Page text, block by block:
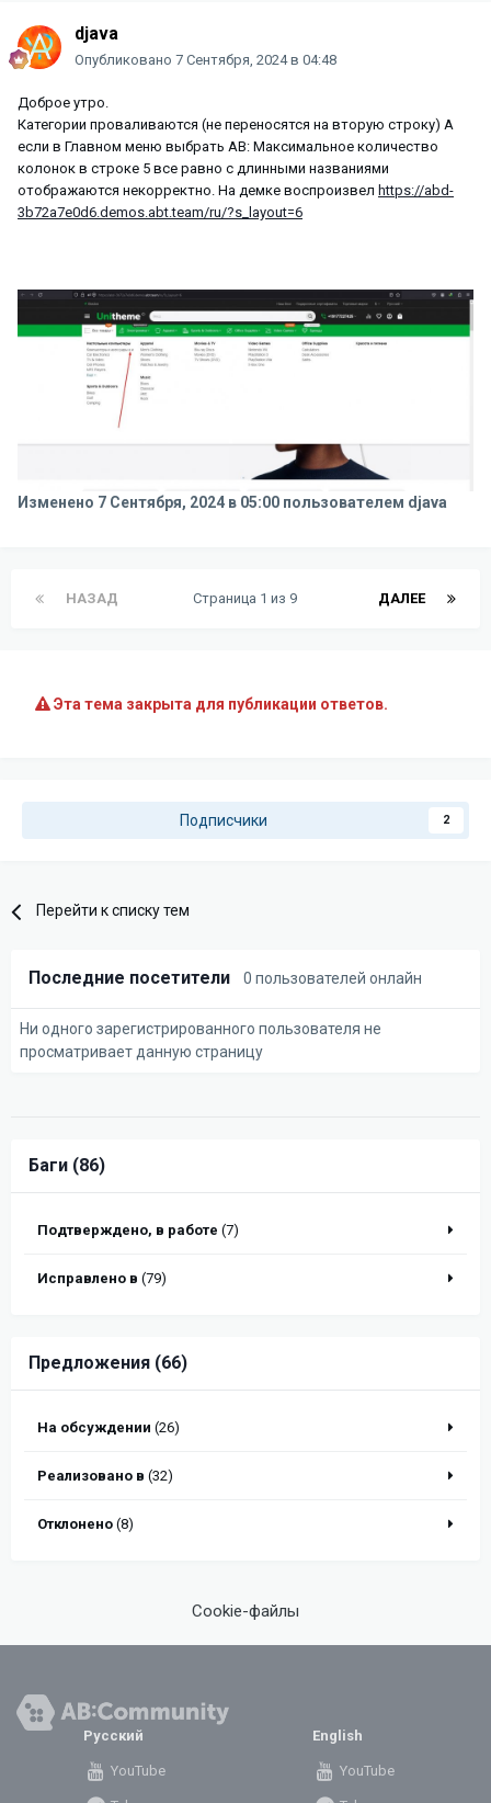
djava
Опубликовано 7 Сентября, 2024 в 04:48
Доброе утро.
Категории проваливаются (не переносятся на вторую строку) А
если в Главном меню выбрать AB: Максимальное количество
колонок в строке 5 все равно с длинными названиями
отображаются некорректно. На демке воспроизвел https://abd-
3b72a7e0d6.demos.abt.team/ru/?s_layout=6
Изменено 7 Сентября, 2024 в 05:00 пользователем djava
НАЗАД ДАЛЕЕ
Страница 1 из 9
Эта тема закрыта для публикации ответов.
Подписчики 2
Перейти к списку тем
Последние посетители 0 пользователей онлайн
Ни одного зарегистрированного пользователя не
просматривает данную страницу
Баги (86)
Подтверждено, в работе (7)
Исправлено в (79)
Предложения (66)
На обсуждении (26)
Реализовано в (32)
Отклонено (8)
Cookie-файлы
Русский
YouTube
English
YouTube